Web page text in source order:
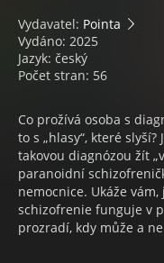
Vydavatel: Pointa
Vydáno: 2025
Jazyk: český
Počet stran: 56
Co prožívá osoba s
to s „hlasy“, které slyší?
takovou diagnózou žít
paranoidní
nemocnice. Ukáže
schizofrenie funguje v
prozradí, kdy může a